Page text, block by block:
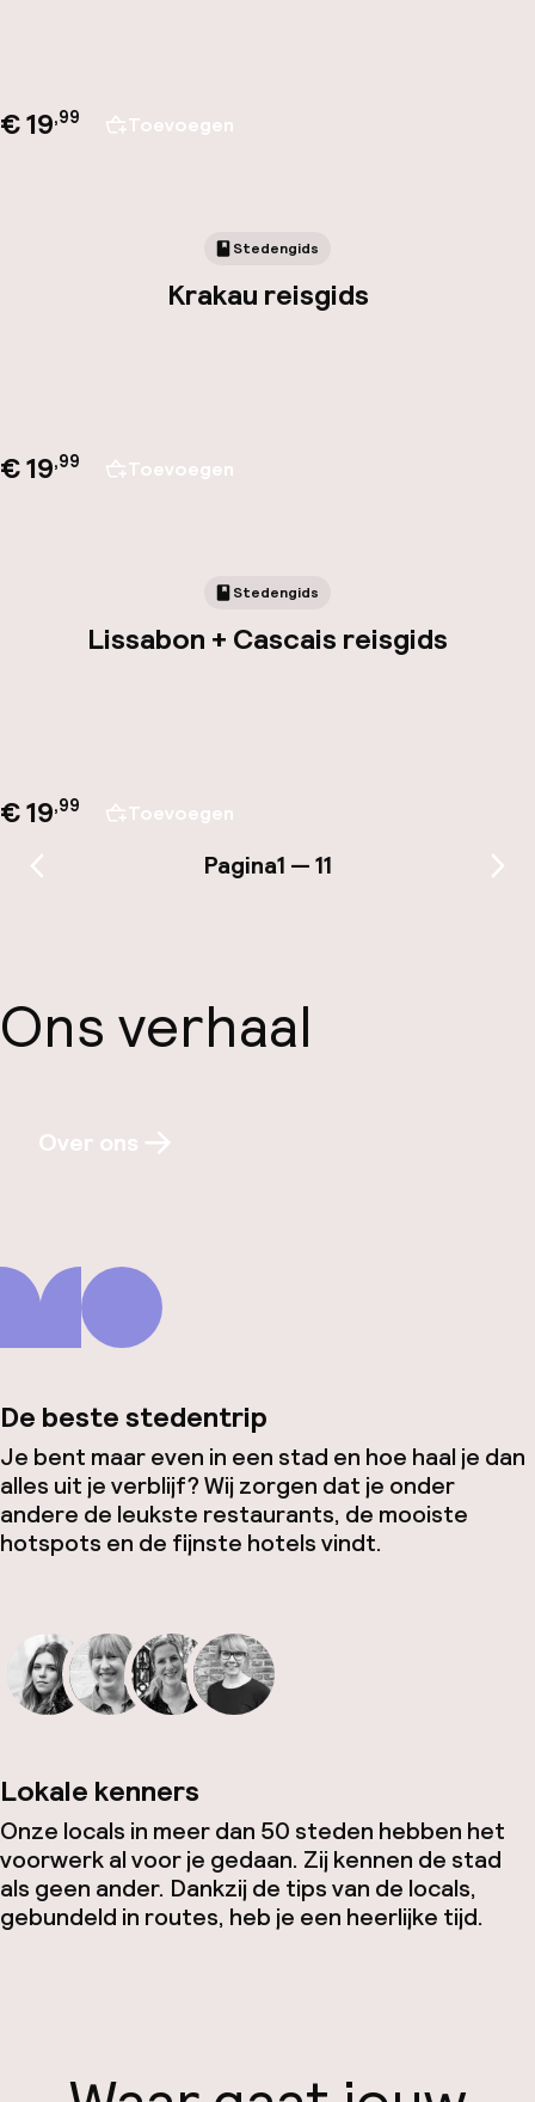
€ 19,99 Toevoegen
Stedengids
Krakau reisgids
€ 19,99 Toevoegen
Stedengids
Lissabon + Cascais reisgids
€ 19,99 Toevoegen
Vorige pagina Pagina1 — 11
Ons verhaal
Over ons
De beste stedentrip
Je bent maar even in een stad en hoe haal je dan
alles uit je verblijf? Wij zorgen dat je onder
andere de leukste restaurants, de mooiste
hotspots en de fijnste hotels vindt.
Lokale kenners
Onze locals in meer dan 50 steden hebben het
voorwerk al voor je gedaan. Zij kennen de stad
als geen ander. Dankzij de tips van de locals,
gebundeld in routes, heb je een heerlijke tijd.